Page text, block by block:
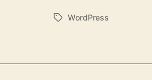
TagsWordPress